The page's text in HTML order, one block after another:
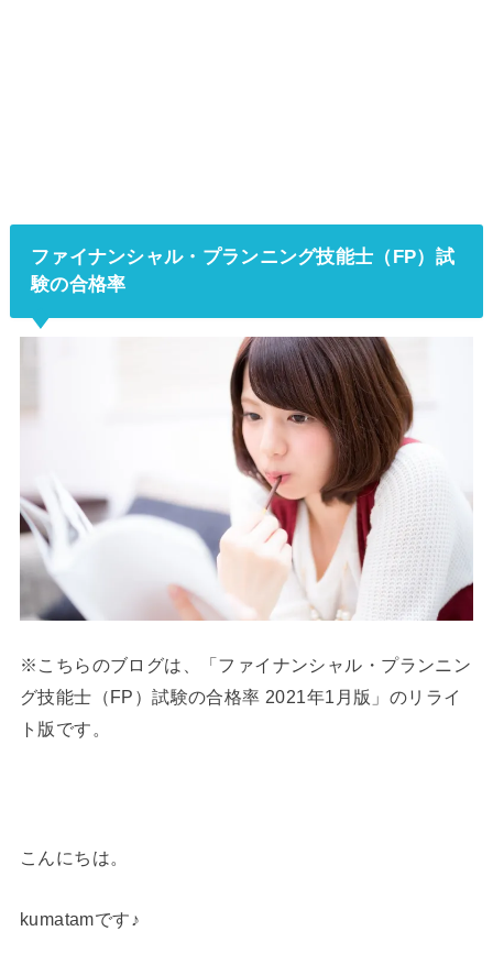
ファイナンシャル・プランニング技能士（FP）試
験の合格率
※こちらのブログは、「ファイナンシャル・プランニン
グ技能士（FP）試験の合格率 2021年1月版」のリライ
ト版です。
こんにちは。
kumatamです♪